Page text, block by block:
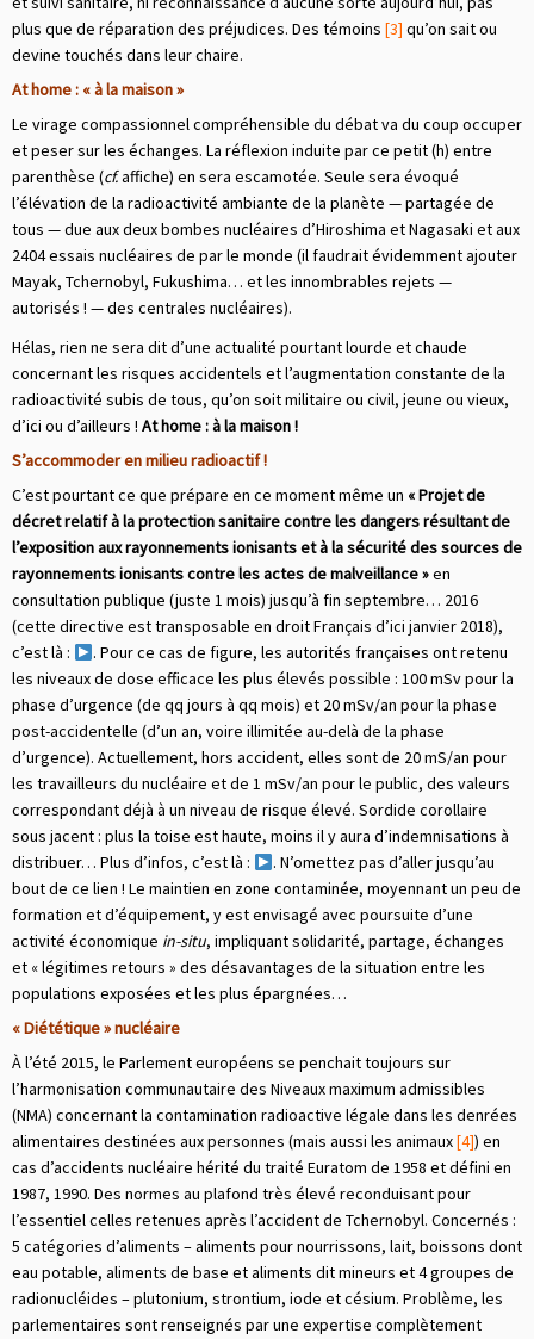
plus que de réparation des préjudices. Des témoins [3] qu’on sait ou
devine touchés dans leur chaire.
At home : « à la maison »
Le virage compassionnel compréhensible du débat va du coup occuper
et peser sur les échanges. La réflexion induite par ce petit (h) entre
parenthèse (cf.affiche) en sera escamotée. Seule sera évoqué
l’élévation de la radioactivité ambiante de la planète — partagée de
tous — due aux deux bombes nucléaires d’Hiroshima et Nagasaki et aux
2404 essais nucléaires de par le monde (il faudrait évidemment ajouter
Mayak, Tchernobyl, Fukushima… et les innombrables rejets —
autorisés ! ­— des centrales nucléaires).
Hélas, rien ne sera dit d’une actualité pourtant lourde et chaude
concernant les risques accidentels et l’augmentation constante de la
radioactivité subis de tous, qu’on soit militaire ou civil, jeune ou vieux,
d’ici ou d’ailleurs ! At home : à la maison !
S’accommoder en milieu radioactif !
C’est pourtant ce que prépare en ce moment même un « Projet de
décret relatif à la protection sanitaire contre les dangers résultant de
l’exposition aux rayonnements ionisants et à la sécurité des sources de
rayonnements ionisants contre les actes de malveillance »en
consultation publique (juste 1 mois) jusqu’à fin septembre… 2016
(cette directive est transposable en droit Français d’ici janvier 2018),
c’est là :
. Pour ce cas de figure, les autorités françaises ont retenu
les niveaux de dose efficace les plus élevés possible : 100 mSv pour la
phase d’urgence (de qq jours à qq mois) et 20 mSv/an pour la phase
post-accidentelle (d’un an, voire illimitée au-delà de la phase
d’urgence). Actuellement, hors accident, elles sont de 20 mS/an pour
les travailleurs du nucléaire et de 1 mSv/an pour le public, des valeurs
correspondant déjà à un niveau de risque élevé. Sordide corollaire
sous jacent : plus la toise est haute, moins il y aura d’indemnisations à
distribuer… Plus d’infos, c’est là :
. N’omettez pas d’aller jusqu’au
bout de ce lien ! Le maintien en zone contaminée, moyennant un peu de
formation et d’équipement, y est envisagé avec poursuite d’une
activité économique in-situ, impliquant solidarité, partage, échanges
et « légitimes retours » des désavantages de la situation entre les
populations exposées et les plus épargnées…
« Diététique » nucléaire
À l’été 2015, le Parlement européens se penchait toujours sur
l’harmonisation communautaire des Niveaux maximum admissibles
(NMA) concernant la contamination radioactive légale dans les denrées
alimentaires destinées aux personnes (mais aussi les animaux[4]) en
cas d’accidents nucléaire hérité du traité Euratom de 1958 et défini en
1987, 1990. Des normes au plafond très élevé reconduisant pour
l’essentiel celles retenues après l’accident de Tchernobyl. Concernés :
5 catégories d’aliments – aliments pour nourrissons, lait, boissons dont
eau potable, aliments de base et aliments dit mineurs et 4 groupes de
radionucléides – plutonium, strontium, iode et césium. Problème, les
parlementaires sont renseignés par une expertise complètement